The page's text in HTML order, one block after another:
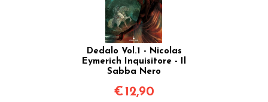
Dedalo Vol.1 - Nicolas
Eymerich Inquisitore - Il
Sabba Nero
€ 12,90